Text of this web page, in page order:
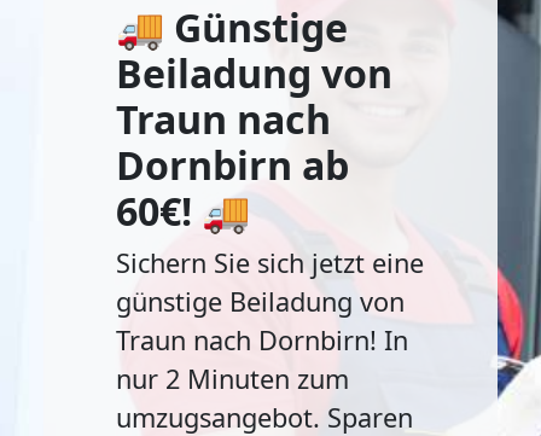
🚚 Günstige
Beiladung von
Traun nach
Dornbirn ab
60€! 🚚
Sichern Sie sich jetzt eine
günstige Beiladung von
Traun nach Dornbirn! In
nur 2 Minuten zum
umzugsangebot. Sparen